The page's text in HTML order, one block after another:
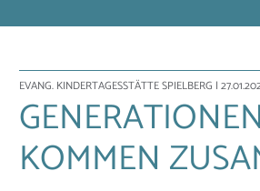
EVANG. KINDERTAGESSTÄTTE SPIELBERG |
GENERATIONEN
KOMMEN